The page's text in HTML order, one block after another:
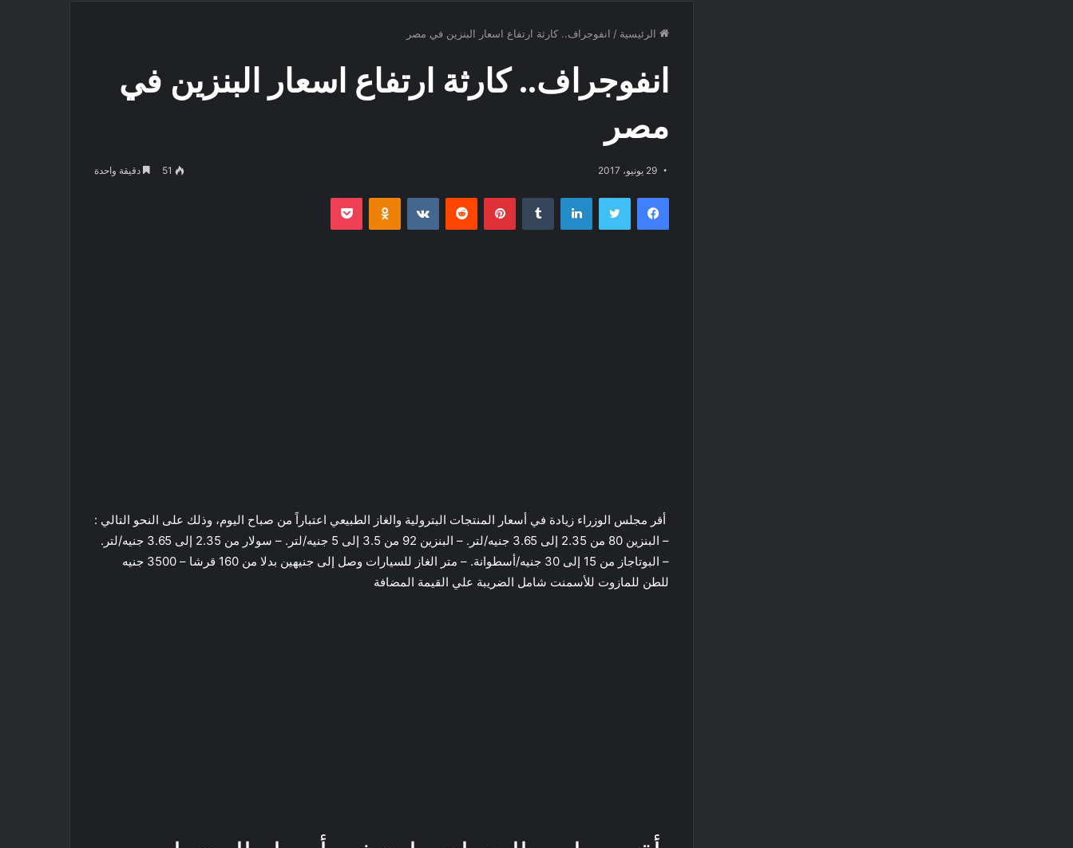
الرئيسية / انفوجراف.. كارثة ارتفاع اسعار البنزين في مصر
انفوجراف.. كارثة ارتفاع اسعار البنزين في
مصر
29 يونيو، 2017 51 دقيقة واحدة
فيسبوك لينكدإن بينتيريست
أقر مجلس الوزراء زيادة في أسعار المنتجات البترولية والغاز الطبيعي اعتباراً من صباح اليوم، وذلك على النحو التالي :
– البنزين 80 من 2.35 إلى 3.65 جنيه/لتر. – البنزين 92 من 3.5 إلى 5 جنيه/لتر. – سولار من 2.35 إلى 3.65 جنيه/لتر.
– البوتاجاز من 15 إلى 30 جنيه/أسطوانة. – متر الغاز للسيارات وصل إلى جنيهين بدلا من 160 قرشا – 3500 جنيه
للطن للمازوت للأسمنت شامل الضريبة علي القيمة المضافة